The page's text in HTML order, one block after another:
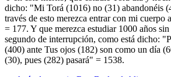
dicho: "Mi Torá (1016) no (31) abandonéis
través de esto merezca entrar con mi cuerpo
= 177. Y que merezca estudiar 1000 años
segundo de interrupción, como está dicho:
(400) ante Tus ojos (182) son como un día
(30), pues (282) pasará" = 1538.